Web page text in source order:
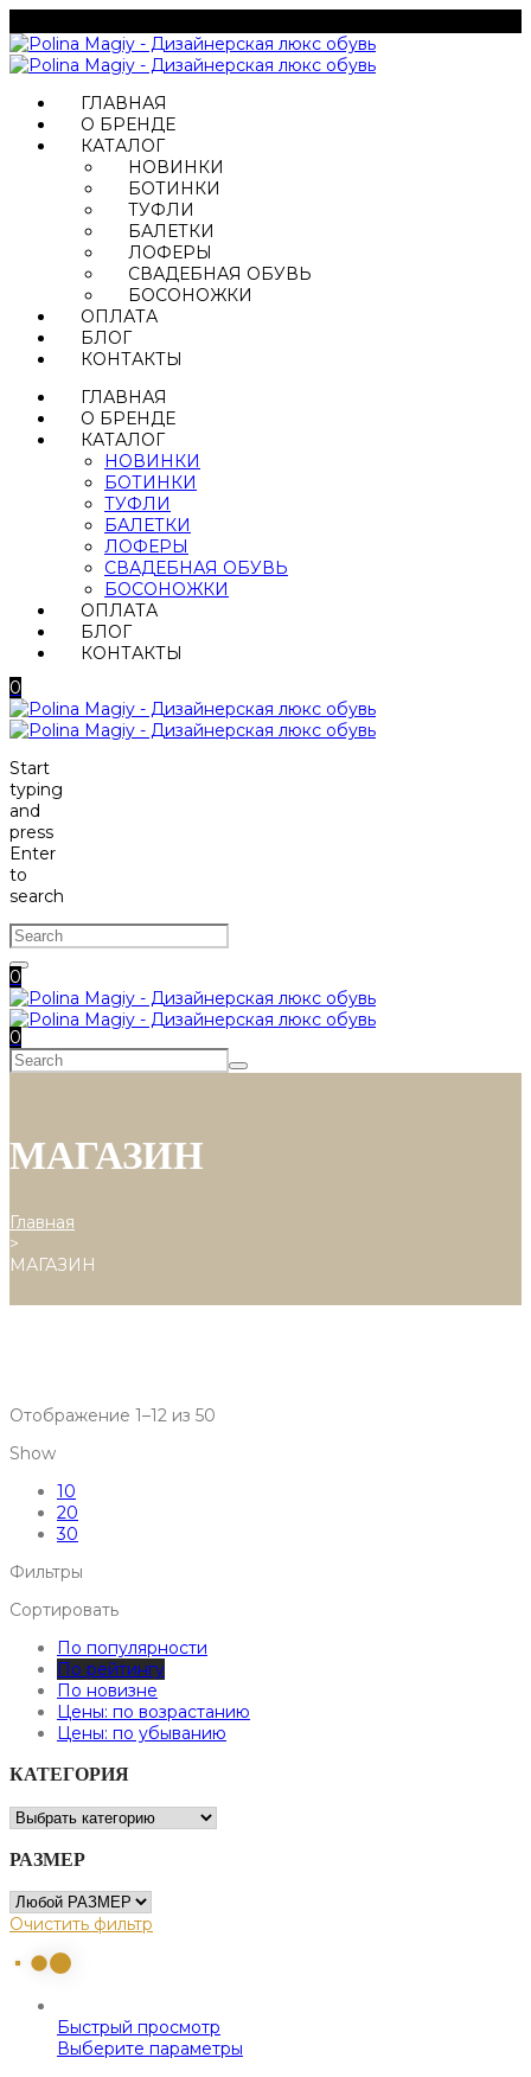
ГЛАВНАЯ
О БРЕНДЕ
КАТАЛОГ
НОВИНКИ
БОТИНКИ
ТУФЛИ
БАЛЕТКИ
ЛОФЕРЫ
СВАДЕБНАЯ ОБУВЬ
БОСОНОЖКИ
ОПЛАТА
БЛОГ
КОНТАКТЫ
ГЛАВНАЯ
О БРЕНДЕ
КАТАЛОГ
НОВИНКИ
БОТИНКИ
ТУФЛИ
БАЛЕТКИ
ЛОФЕРЫ
СВАДЕБНАЯ ОБУВЬ
БОСОНОЖКИ
ОПЛАТА
БЛОГ
КОНТАКТЫ
0
Start
typing
and
press
Enter
to
search
0
0
МАГАЗИН
Главная
>
МАГАЗИН
Отображение 1–12 из 50
Show
10
20
30
Фильтры
Сортировать
По популярности
По рейтингу
По новизне
Цены: по возрастанию
Цены: по убыванию
КАТЕГОРИЯ
РАЗМЕР
Очистить фильтр
Быстрый просмотр
Выберите параметры